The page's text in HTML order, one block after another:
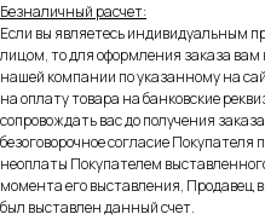
Безналичный расчет:
Если вы являетесь индивидуальным
лицом, то для оформления заказа
нашей компании по указанному на
на оплату товара на банковские
сопровождать вас до получения
безоговорочное согласие
неоплаты Покупателем
момента его выставления, Продавец
был выставлен данный счет.